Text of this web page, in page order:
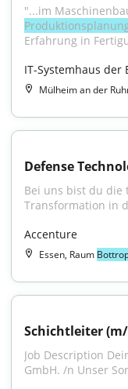
Erfahrung in
IT-Systemhaus
Mülheim an der
Defense
Bei uns bist du
Transformation in
Accenture
Essen, Raum
Schichtleiter
Job Description
GmbH. /n Unser